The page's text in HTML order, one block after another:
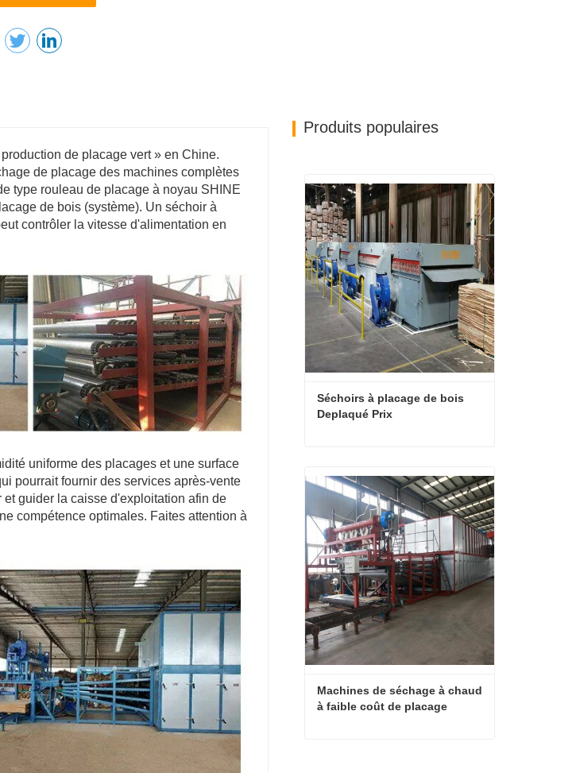
de placage vert » en Chine.
de placage des machines complètes
type rouleau de placage à noyau SHINE
de bois (système). Un séchoir à
contrôler la vitesse d'alimentation en
uniforme des placages et une surface
pourrait fournir des services après-vente
guider la caisse d'exploitation afin de
compétence optimales. Faites attention à
Produits populaires
Séchoirs à placage de bois
Deplaqué Prix
Contact maintenant
Machines de séchage à chaud
à faible coût de placage